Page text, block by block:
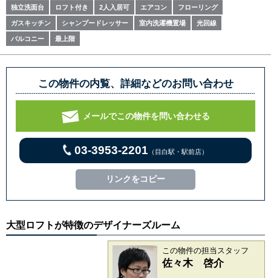
独立洗面台 ロフト付き 2人入居可 エアコン フローリング
ガスキッチン シャンプードレッサー 室内洗濯機置場 光回線
バルコニー 最上階
この物件の内覧、詳細などのお問い合わせ
メールでこの物件を問い合わせる
03-3953-2201 （目白駅・駅前店）
リンクをコピー
大型ロフトが特徴のデザイナーズルーム
この物件の担当スタッフ
佐々木 啓介